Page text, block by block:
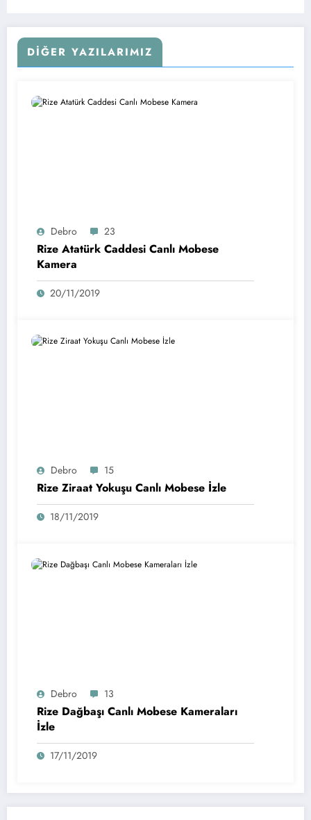
DIĞER YAZILARIMIZ
Debro 23
Rize Atatürk Caddesi Canlı Mobese
Kamera
20/11/2019
Debro 15
Rize Ziraat Yokuşu Canlı Mobese İzle
18/11/2019
Debro 13
Rize Dağbaşı Canlı Mobese Kameraları
İzle
17/11/2019